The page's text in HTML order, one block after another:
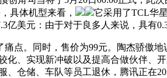
具体机型来看，
它采用了TCL华
美元：由于对于良多人来说，具有
。同时，售价为99元。陶杰骄傲地
、实现新冲破以及提高合做伙伴、
仓储、车队等员工退休，腾讯正在